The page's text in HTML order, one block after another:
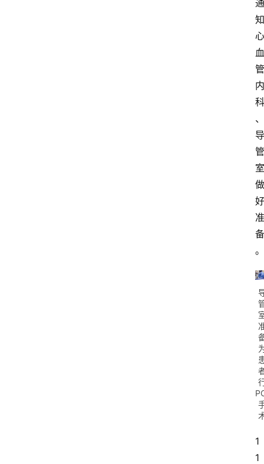
通
知
心
血
管
内
科
、
导
管
室
做
好
准
备
。
1
1